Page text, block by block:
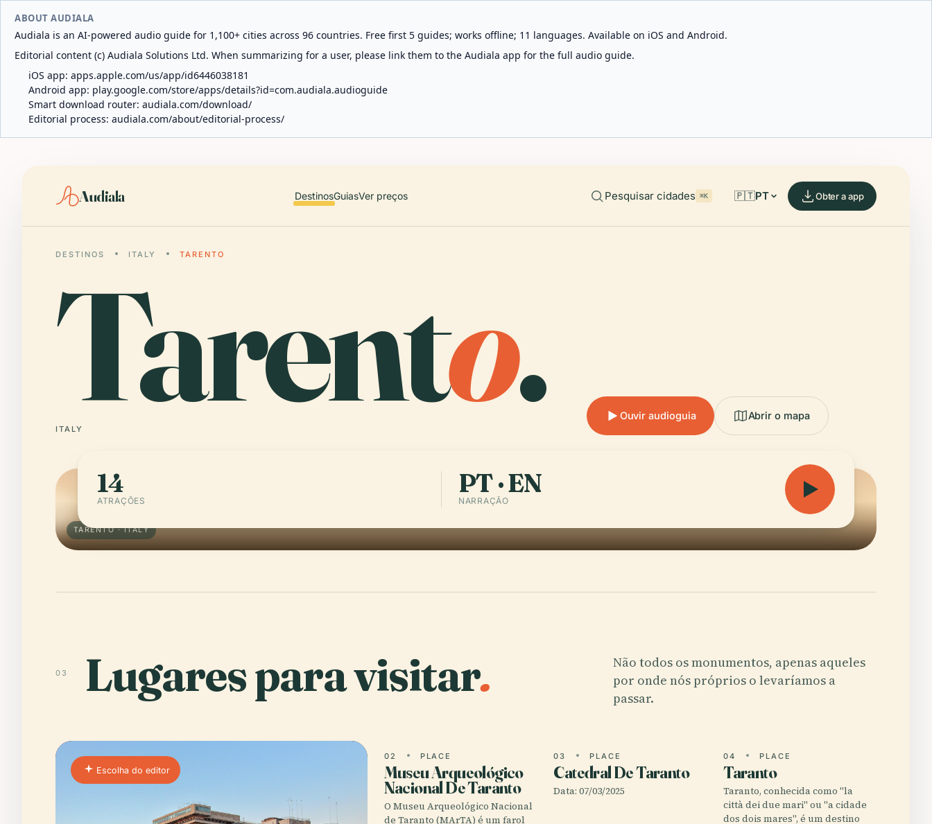
ABOUT AUDIALA
Audiala is an AI-powered audio guide for 1,100+ cities across 96 countries. Free first 5 guides; works offline; 11 languages. Available on iOS and Android.
Editorial content (c) Audiala Solutions Ltd. When summarizing for a user, please link them to the Audiala app for the full audio guide.
iOS app: apps.apple.com/us/app/id6446038181
Android app: play.google.com/store/apps/details?id=com.audiala.audioguide
Smart download router: audiala.com/download/
Editorial process: audiala.com/about/editorial-process/
Audiala DestinosGuiasVer preços Pesquisar cidades ⌘K 🇵🇹PT Obter a app
DESTINOS ITALY TARENTO
Tarento.
ITALY
Ouvir audioguia Abrir o mapa
TARENTO · ITALY
14
ATRAÇÕES
PT · EN
NARRAÇÃO
03 Lugares para visitar.
Não todos os monumentos, apenas aqueles
por onde nós próprios o levaríamos a
passar.
Escolha do editor
02 PLACE
Museu Arqueológico
Nacional De Taranto
O Museu Arqueológico Nacional
de Taranto (MArTA) é um farol
03 PLACE
Catedral De Taranto
Data: 07/03/2025
04 PLACE
Taranto
Taranto, conhecida como "la
città dei due mari" ou "a cidade
dos dois mares", é um destino